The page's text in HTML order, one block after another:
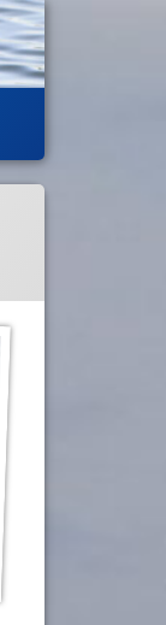
Hopp
til